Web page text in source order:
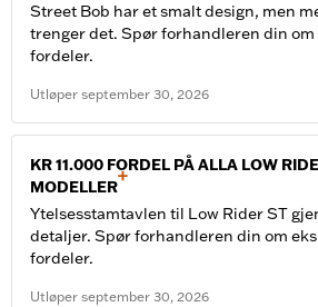
Street Bob har et smalt design, men
trenger det. Spør forhandleren din om
fordeler.
Utløper september 30, 2026
KR 11.000 FORDEL PÅ ALLA LOW
MODELLER
+
Ytelsesstamtavlen til Low Rider ST
detaljer. Spør forhandleren din om
fordeler.
Utløper september 30, 2026